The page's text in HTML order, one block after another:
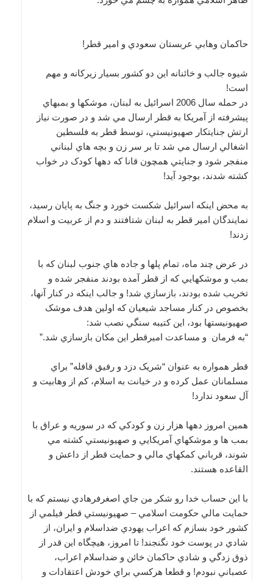
حاکمان وهابي عربستان سعودي و امير قطر!
شيوه جالب و خائنانه اين دو کشور بسيار زيرکانه و مهم
است!
در حمله سال 2006 اسرائيل به لبنان، موشکها و بمبهاي
پيشرفته از آمريکا به قطر ارسال مي شد و در صورت نياز
ارتش جنايتکار صهيونيستي، توسط قطر به فلسطين
اشغالي ارسال مي شد تا بر سر زن و بچه هاي لبناني
منفجر شود و جنايتي همچون قانا که دهها کودک در خواب
کشته شدند، بوجود آيد!
به محض اينکه اسرائيل شکست خورد و جنگ به پايان رسيد،
نمايندگان امير قطر به لبنان شتافتند و دم از عربيت و اسلام
زدند!
در عرض چند ماه، تمام پلها و جاده هاي جنوب لبنان که با
بمب و موشکهايي که از قطر آمده بودند منفجر شده و
تخريب شده بودند، بازسازي شد! و جالب اينکه در کنار آنها،
بخصوص در کنار مساجد شيعيان که اولين هدف موشک
صهيونيستها بود، اين کتيبه سنگي نصب شد:
“به فرمان و مساعدت اميرقطر اين مکان بازسازي شد.”
قطر همواره به عنوان “شريک دزد و رفيق قافله” براي
مسلمانان عمل کرده و در خيانت به اسلام، کم از وهابيت و
آل سعود ندارد!
همين امروز دهها هزار زن و کودکي که در سوريه و عراق با
بمب ها و موشکهاي آمريکايي و صهيونيستي کشته مي
شوند، قرباني کمکهاي مالي و حمايت قطر از داعش و
القاعده هستند.
با اين حساب خدا رو شکر من جاي اصغرفرهادي نيستم که با
حمايت مالي حکومت اسلامي – صهيونيستي قطر فيلمي از
کشور خود بسازم که اعراب يهودي ضداسلام و ايران، از
شادي در پوست خود نگنجند! تا امروز، هيچگاه اين قدر از
ذوق زدگي و شادي حاکمان خائن و ضداسلام اعراب،
عصباني نبودم! و قطعا هرکسي براي خودش اعتقادات و